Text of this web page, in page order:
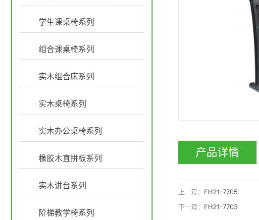
学生课桌椅系列
组合课桌椅系列
实木组合床系列
实木桌椅系列
实木办公桌椅系列
橡胶木直拼板系列
实木讲台系列
阶梯教学椅系列
产品详情
上一篇： FH21-7705
下一篇： FH21-7703